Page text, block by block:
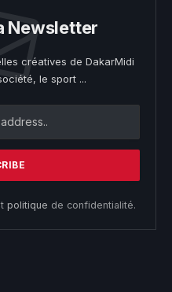
Newsletter
créatives de DakarMidi
le sport ...
politique de confidentialité.